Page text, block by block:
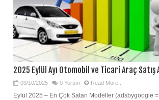
2025 Eylül Ayı Otomobil ve Ticari Araç
09/10/2025 0 Yorum Read More...
Eylül 2025 – En Çok Satan Modeller (adsbygoogle =